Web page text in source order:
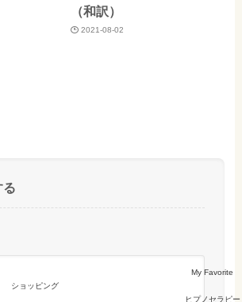
（和訳）
2021-08-02
る
ショッピング
My Favorite
ヒプノセラピー